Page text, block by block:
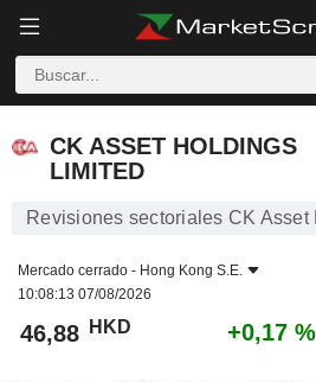
CK ASSET HOLDINGS
LIMITED
Revisiones sectoriales CK Asset
Mercado cerrado - Hong Kong S.E.
10:08:13 07/08/2026
46,88 HKD +0,17 %